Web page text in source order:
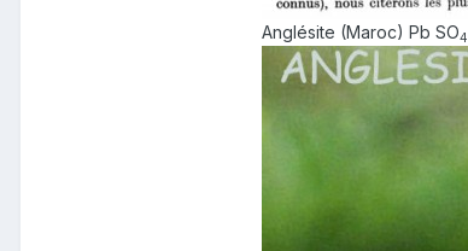
Anglésite (Maroc) Pb SO4